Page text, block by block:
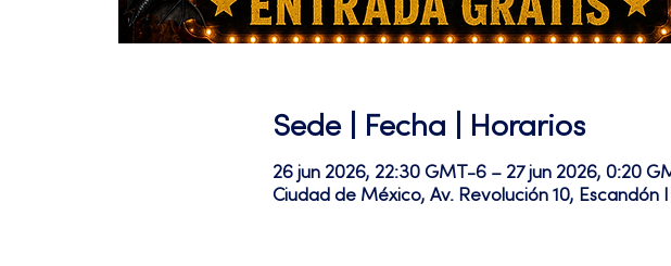
Sede | Fecha | Horarios
26 jun 2026, 22:30 GMT-6 – 27 jun 2026, 0:20
Ciudad de México, Av. Revolución 10,